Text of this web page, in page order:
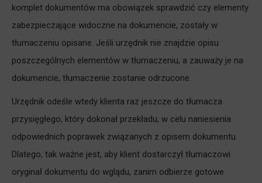
komplet dokumentów ma obowiązek sprawdzić czy elementy
zabezpieczające widoczne na dokumencie, zostały w
tłumaczeniu opisane. Jeśli urzędnik nie znajdzie opisu
poszczególnych elementów w tłumaczeniu, a zauważy je na
dokumencie, tłumaczenie zostanie odrzucone.
Urzędnik odeśle wtedy klienta raz jeszcze do tłumacza
przysięgłego, który dokonał przekładu, w celu naniesienia
odpowiednich poprawek związanych z opisem dokumentu.
Dlatego, tak ważne jest, aby klient dostarczył tłumaczowi
oryginał dokumentu do wglądu, zanim odbierze gotowe